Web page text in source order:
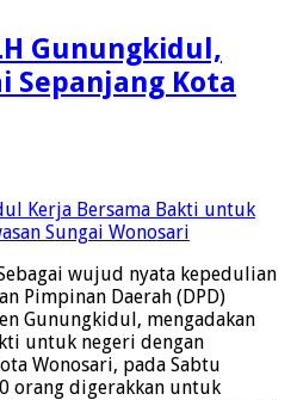
Gunungkidul,
Sepanjang Kota
wujud nyata kepedulian
Pimpinan Daerah (DPD)
Gunungkidul, mengadakan
untuk negeri dengan
Wonosari, pada Sabtu
orang digerakkan untuk